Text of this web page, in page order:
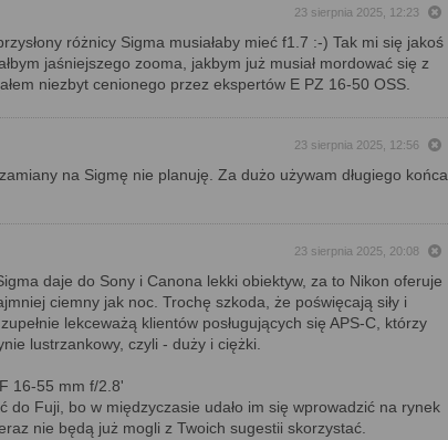
23 sierpnia 2025, 12:23
różnicy Sigma musiałaby mieć f1.7 :-) Tak mi się jakoś
jaśniejszego zooma, jakbym już musiał mordować się z
niezbyt cenionego przez ekspertów E PZ 16-50 OSS.
23 sierpnia 2025, 12:56
na Sigmę nie planuję. Za dużo używam długiego końca.
23 sierpnia 2025, 20:08
daje do Sony i Canona lekki obiektyw, za to Nikon oferuje
ciemny jak noc. Trochę szkoda, że poświęcają siły i
lekceważą klientów posługujących się APS-C, którzy
lustrzankowy, czyli - duży i ciężki.
16-55 mm f/2.8'
do Fuji, bo w międzyczasie udało im się wprowadzić na rynek
nie będą już mogli z Twoich sugestii skorzystać.